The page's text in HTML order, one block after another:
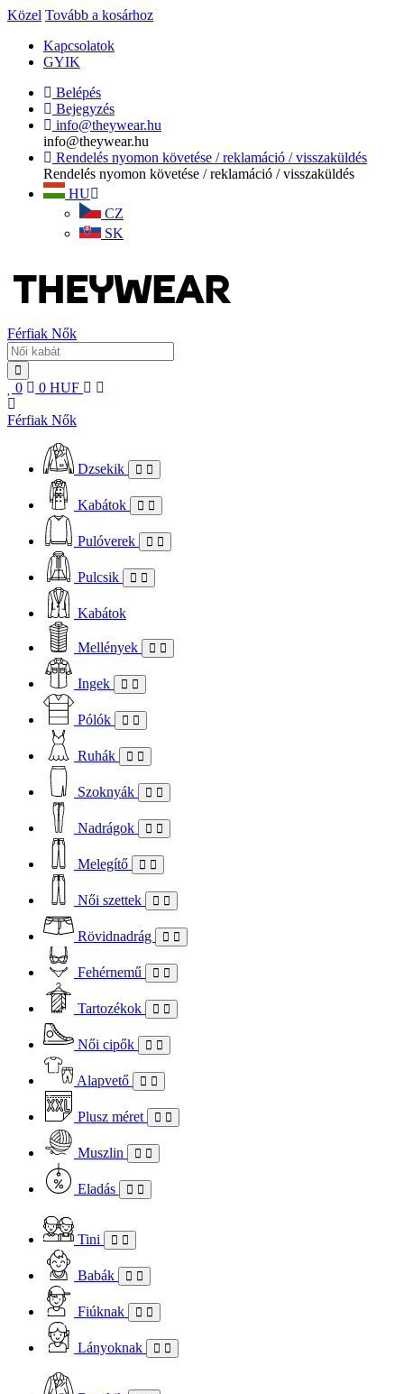
Közel Tovább a kosárhoz
Kapcsolatok
GYIK
Belépés
Bejegyzés
info@theywear.hu
info@theywear.hu
Rendelés nyomon követése / reklamáció / visszaküldés
Rendelés nyomon követése / reklamáció / visszaküldés
HU
CZ
SK
Férfiak Nők
0 0 HUF
Férfiak Nők
Dzsekik
Kabátok
Pulóverek
Pulcsik
Kabátok
Mellények
Ingek
Pólók
Ruhák
Szoknyák
Nadrágok
Melegítő
Női szettek
Rövidnadrág
Fehérnemű
Tartozékok
Női cipők
Alapvető
Plusz méret
Muszlin
Eladás
Tini
Babák
Fiúknak
Lányoknak